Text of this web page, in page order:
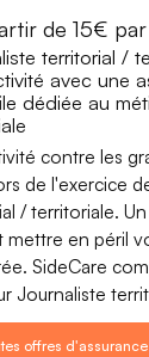
de 15€
territorial /
avec une
dédiée au
contre les
de l'exercice
/ territoriale.
mettre en péril
SideCare
Journaliste
offres